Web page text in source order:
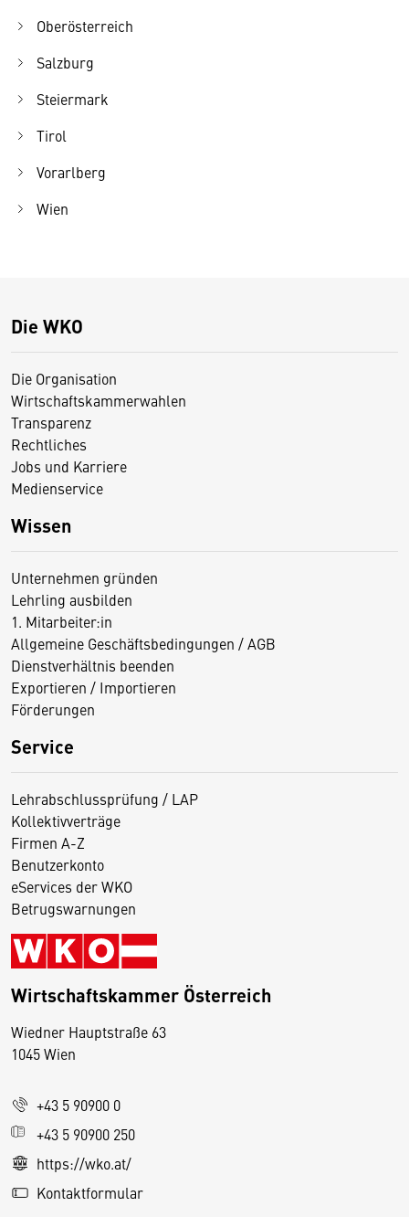
Oberösterreich
Salzburg
Steiermark
Tirol
Vorarlberg
Wien
Die WKO
Die Organisation
Wirtschaftskammerwahlen
Transparenz
Rechtliches
Jobs und Karriere
Medienservice
Wissen
Unternehmen gründen
Lehrling ausbilden
1. Mitarbeiter:in
Allgemeine Geschäftsbedingungen / AGB
Dienstverhältnis beenden
Exportieren / Importieren
Förderungen
Service
Lehrabschlussprüfung / LAP
Kollektivverträge
Firmen A-Z
Benutzerkonto
eServices der WKO
Betrugswarnungen
Wirtschaftskammer Österreich
Wiedner Hauptstraße 63
1045 Wien
+43 5 90900 0
+43 5 90900 250
https://wko.at/
Kontaktformular
D
s
e
S
e